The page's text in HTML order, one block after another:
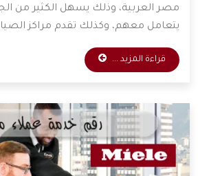
مصر العربية، وذلك يسهل الكثير من
يتعامل معهم، وكذلك تقدم مراكز
وخدمات صيانة بأقل الأسعار الممكنة،
معها الكثير من العملاء، وسوف نوضح
قراءة المزيد ...